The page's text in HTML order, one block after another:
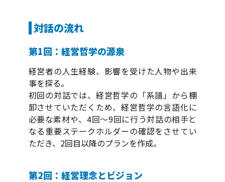
対話の流れ
第1回：経営哲学の源泉
経営者の人生経験、影響を受けた人物や出来
事を探る。
初回の対話では、経営哲学の「系譜」から棚
卸させていただくため、経営哲学の言語化に
必要な素材や、4回～9回に行う対話の相手と
なる重要ステークホルダーの確認をさせてい
ただき、2回目以降のプランを作成。
第2回：経営理念とビジョン